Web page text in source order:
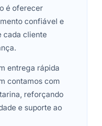
é oferecer
confiável e
cada cliente
entrega rápida
contamos com
reforçando
e suporte ao